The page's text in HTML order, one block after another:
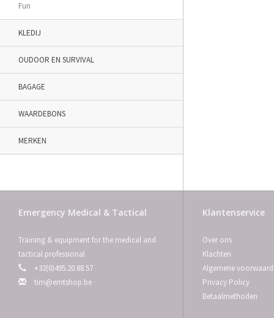
Fun
KLEDIJ
OUDOOR EN SURVIVAL
BAGAGE
WAARDEBONS
MERKEN
Emergency Medical & Tactical
Training & equipment for the medical and
tactical professional
+32(0)495.20.88.57
tim@emtshop.be
Klantenservice
Over ons
Klachten
Algemene
Privacy Policy
Betaalmethoden